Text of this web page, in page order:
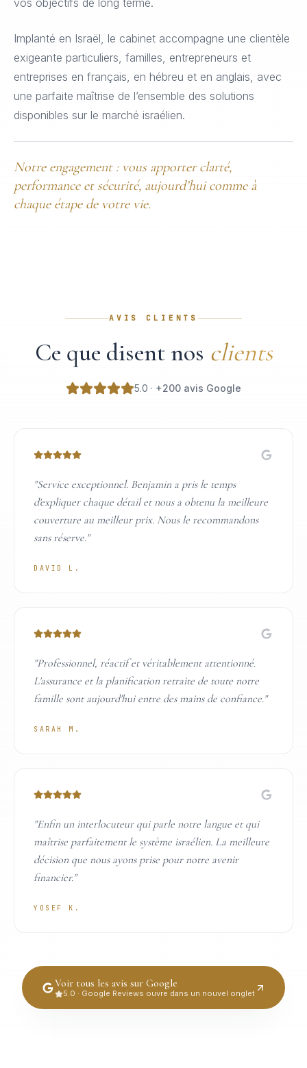
vos objectifs de long terme.
Implanté en Israël, le cabinet accompagne une clientèle
exigeante particuliers, familles, entrepreneurs et
entreprises en français, en hébreu et en anglais, avec
une parfaite maîtrise de l’ensemble des solutions
disponibles sur le marché israélien.
Notre engagement : vous apporter clarté,
performance et sécurité, aujourd’hui comme à
chaque étape de votre vie.
AVIS CLIENTS
Ce que disent nos clients
5.0 · +200 avis Google
"Service exceptionnel. Benjamin a pris le temps
d'expliquer chaque détail et nous a obtenu la meilleure
couverture au meilleur prix. Nous le recommandons
sans réserve."
DAVID L.
"Professionnel, réactif et véritablement attentionné.
L'assurance et la planification retraite de toute notre
famille sont aujourd'hui entre des mains de confiance."
SARAH M.
"Enfin un interlocuteur qui parle notre langue et qui
maîtrise parfaitement le système israélien. La meilleure
décision que nous ayons prise pour notre avenir
financier."
YOSEF K.
Voir tous les avis sur Google
5.0 · Google Reviews ouvre dans un nouvel onglet